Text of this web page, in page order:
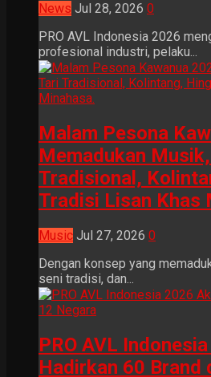
News Jul 28, 2026 0
PRO AVL Indonesia 2026
profesional industri, pelaku...
Malam Pesona
Memadukan
Tradisional,
Tradisi Lisan Khas
Music Jul 27, 2026 0
Dengan konsep yang
seni tradisi, dan...
PRO AVL
Hadirkan 60 Brand